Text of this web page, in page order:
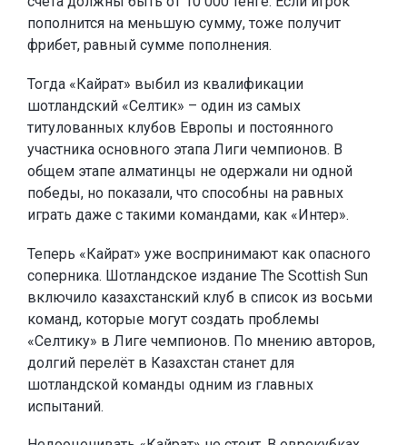
пополнится на меньшую сумму, тоже получит
фрибет, равный сумме пополнения.
Тогда «Кайрат» выбил из квалификации
шотландский «Селтик» – один из самых
титулованных клубов Европы и постоянного
участника основного этапа Лиги чемпионов. В
общем этапе алматинцы не одержали ни одной
победы, но показали, что способны на равных
играть даже с такими командами, как «Интер».
Теперь «Кайрат» уже воспринимают как опасного
соперника. Шотландское издание The Scottish Sun
включило казахстанский клуб в список из восьми
команд, которые могут создать проблемы
«Селтику» в Лиге чемпионов. По мнению авторов,
долгий перелёт в Казахстан станет для
шотландской команды одним из главных
испытаний.